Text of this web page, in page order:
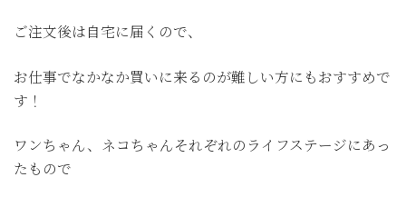
ご注文後は自宅に届くので、
お仕事でなかなか買いに来るのが難しい方にもおすすめで
す！
ワンちゃん、ネコちゃんそれぞれのライフステージにあっ
たもので